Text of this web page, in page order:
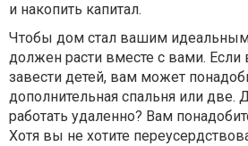
и накопить капитал.
Чтобы дом стал вашим
должен расти вместе с вами. Если
завести детей, вам может
дополнительная спальня или две.
работать удаленно? Вам
Хотя вы не хотите